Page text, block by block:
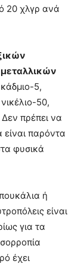
20 χλγρ ανά
5,
50,
πρέπει να
είναι παρόντα
φυσικά
ή
είναι
για τα
έχει